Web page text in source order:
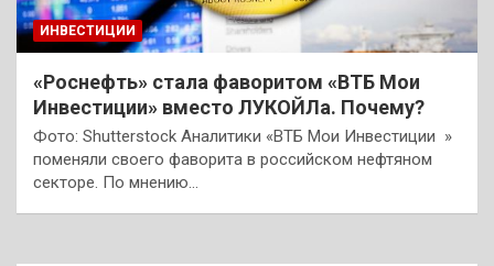
ИНВЕСТИЦИИ
«Роснефть» стала фаворитом «ВТБ Мои
Инвестиции» вместо ЛУКОЙЛа. Почему?
Фото: Shutterstock Аналитики «ВТБ Мои Инвестиции »
поменяли своего фаворита в российском нефтяном
секторе. По мнению…